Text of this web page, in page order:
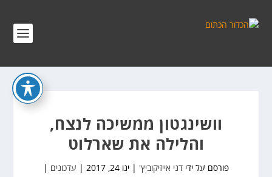
וושינגטון ממשיכה לנצח,
והלילה את שארלוט
פורסם על ידי דני אייזיקוביץ' ינו 24, 2017 עדכונים